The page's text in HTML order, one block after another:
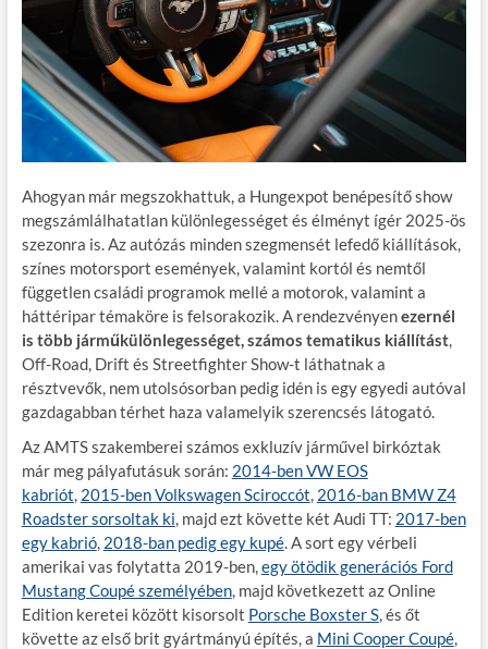
Ahogyan már megszokhattuk, a Hungexpot benépesítő show
megszámlálhatatlan különlegességet és élményt ígér 2025-ös
szezonra is. Az autózás minden szegmensét lefedő kiállítások,
színes motorsport események, valamint kortól és nemtől
független családi programok mellé a motorok, valamint a
háttéripar témaköre is felsorakozik. A rendezvényenezernél
is több járműkülönlegességet, számos tematikus kiállítást,
Off-Road, Drift és Streetfighter Show-t láthatnak a
résztvevők, nem utolsósorban pedig idén is egy egyedi autóval
gazdagabban térhet haza valamelyik szerencsés látogató.
Az AMTS szakemberei számos exkluzív járművel birkóztak
már meg pályafutásuk során: 2014-ben VW EOS
kabriót 2015-ben Volkswagen Sciroccót 2016-ban BMW Z4
Roadster sorsoltak ki , majd ezt követte két Audi TT: 2017-ben
egy kabrió, 2018-ban pedig egy kupé. A sort egy vérbeli
amerikai vas folytatta 2019-ben, egy ötödik generációs Ford
Mustang Coupé személyében, majd következett az Online
Edition keretei között kisorsolt Porsche Boxster S, és őt
követte az első brit gyártmányú építés, a Mini Cooper Coupé,